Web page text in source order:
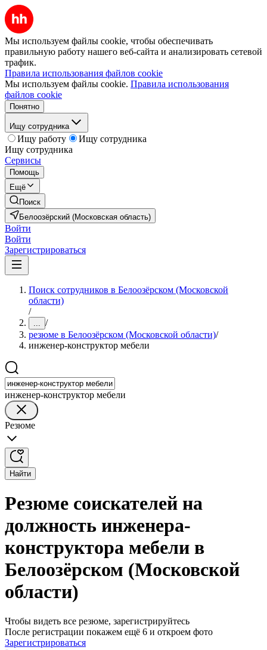
Мы используем файлы cookie, чтобы обеспечивать
правильную работу нашего веб-сайта и анализировать сетевой
трафик.
Правила использования файлов cookie
Мы используем файлы cookie. Правила использования
файлов cookie
Понятно
Ищу сотрудника
Ищу работу
Ищу сотрудника
Ищу сотрудника
Сервисы
Помощь
Ещё
Поиск
Белоозёрский (Московская область)
Войти
Войти
Зарегистрироваться
Поиск сотрудников в Белоозёрском (Московской
области)
/
... /
резюме в Белоозёрском (Московской области)/
инженер-конструктор мебели
инженер-конструктор мебели
Резюме
Найти
Резюме соискателей на
должность инженера-
конструктора мебели в
Белоозёрском (Московской
области)
Чтобы видеть все резюме, зарегистрируйтесь
После регистрации покажем ещё 6 и откроем фото
Зарегистрироваться